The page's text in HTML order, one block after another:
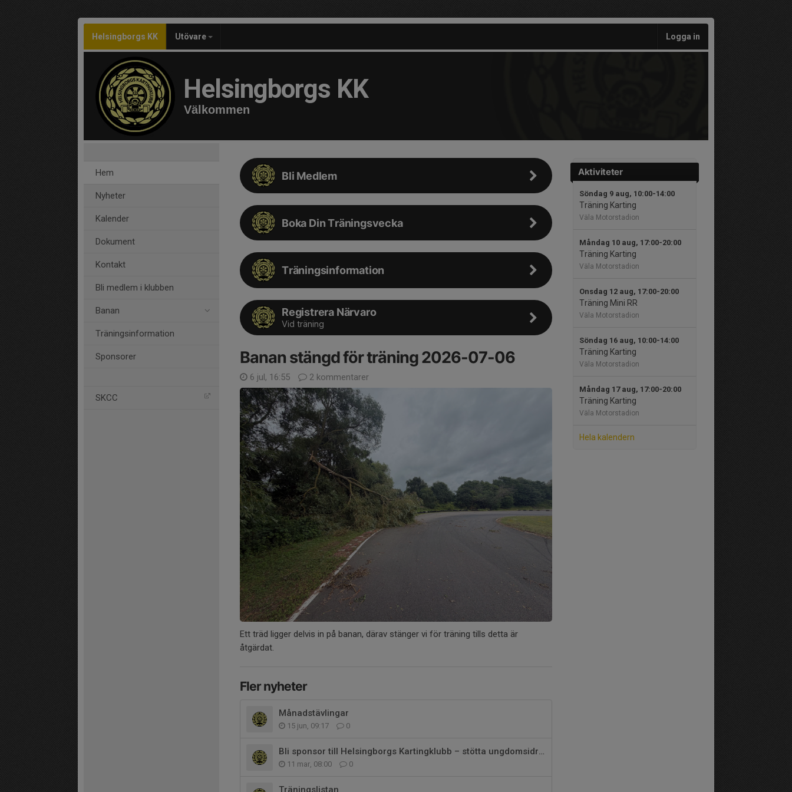
Helsingborgs KK Utövare Logga in
Helsingborgs KK
Välkommen
Hem
Nyheter
Kalender
Dokument
Kontakt
Bli medlem i klubben
Banan
Träningsinformation
Sponsorer
SKCC
Aktiviteter
Söndag 9 aug, 10:00-14:00
Träning Karting
Väla Motorstadion
Måndag 10 aug, 17:00-20:00
Träning Karting
Väla Motorstadion
Onsdag 12 aug, 17:00-20:00
Träning Mini RR
Väla Motorstadion
Söndag 16 aug, 10:00-14:00
Träning Karting
Väla Motorstadion
Måndag 17 aug, 17:00-20:00
Träning Karting
Väla Motorstadion
Hela kalendern
Bli Medlem
Boka Din Träningsvecka
Träningsinformation
Registrera Närvaro
Vid träning
Banan stängd för träning 2026-07-06
6 jul, 16:55 2 kommentarer
Ett träd ligger delvis in på banan, därav stänger vi för träning tills detta är
åtgärdat.
Fler nyheter
Månadstävlingar
15 jun, 09:17 0
Bli sponsor till Helsingborgs Kartingklubb – stötta ungdomsidrott och syns
11 mar, 08:00 0
Träningslistan